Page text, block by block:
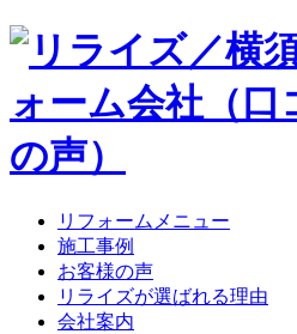
リフォームメニュー
施工事例
お客様の声
リライズが選ばれる理由
会社案内